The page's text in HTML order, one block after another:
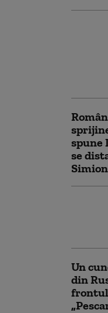
spune
se
Simion
Un
din
frontul